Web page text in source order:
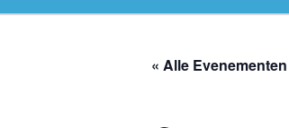
« Alle Evenementen